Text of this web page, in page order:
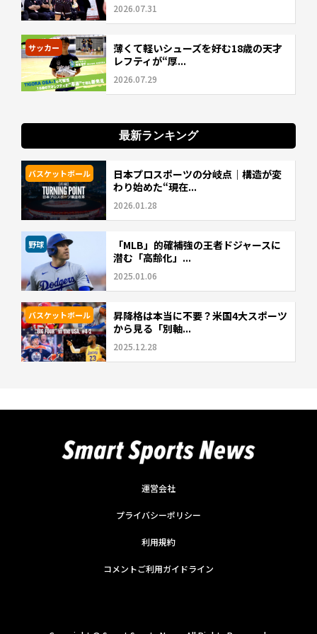
2026.07.31
サッカー
薄くて軽いシューズを好む18歳の天才
レフティが“厚...
2026.07.29
最新ランキング
バスケットボール
日本プロスポーツの分岐点｜構造が変
わり始めた“現在...
2026.01.28
野球
「MLB」的確補強の王者ドジャースに
潜む「高齢化」...
2025.01.06
バスケットボール
昇降格は本当に不要？米国4大スポーツ
から見る「別軸...
2025.12.28
運営会社
プライバシーポリシー
利用規約
コメントご利用ガイドライン